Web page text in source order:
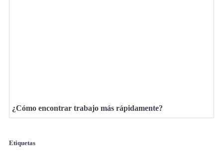
¿Cómo encontrar trabajo más rápidamente?
Etiquetas